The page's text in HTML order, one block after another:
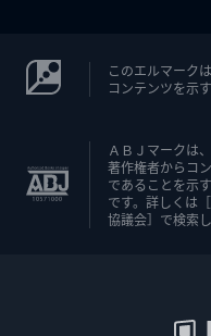
このエルマーク
コンテンツを示
ＡＢＪマークは
著作権者からコ
であることを示
です。詳しくは
協議会］で検索